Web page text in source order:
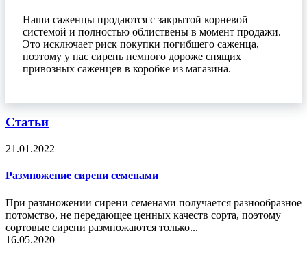
Наши саженцы продаются с закрытой корневой
системой и полностью облиствены в момент продажи.
Это исключает риск покупки погибшего саженца,
поэтому у нас сирень немного дороже спящих
привозных саженцев в коробке из магазина.
Статьи
21.01.2022
Размножение сирени семенами
При размножении сирени семенами получается разнообразное
потомство, не передающее ценных качеств сорта, поэтому
сортовые сирени размножаются только...
16.05.2020